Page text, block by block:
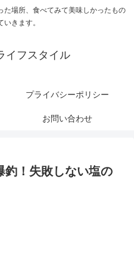
た場所、食べてみて美味しかったもの
きます。
イフスタイル
プライバシーポリシー
お問い合わせ
釣！失敗しない塩の